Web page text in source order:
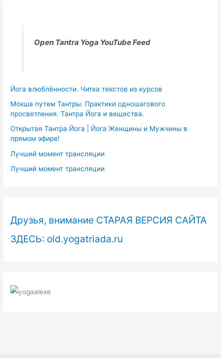
Open Tantra Yoga YouTube Feed
Йога влюблённости. Читка текстов из курсов
Мокша путем Тантры. Практики одношагового
просветления. Тантра Йога и вещества.
Открытая Тантра Йога | Йога Женщины и Мужчины в
прямом эфире!
Лучший момент трансляции
Лучший момент трансляции
Друзья, внимание СТАРАЯ ВЕРСИЯ САЙТА
ЗДЕСЬ: old.yogatriada.ru